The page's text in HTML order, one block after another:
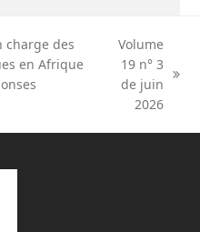
charge des
en Afrique
next
post:
Volume
19 n° 3
de juin
2026